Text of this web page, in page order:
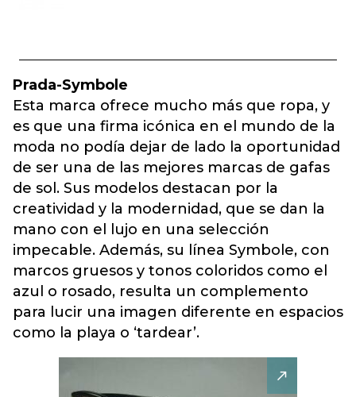
Prada-Symbole
Esta marca ofrece mucho más que ropa, y
es que una firma icónica en el mundo de la
moda no podía dejar de lado la oportunidad
de ser una de las mejores marcas de gafas
de sol. Sus modelos destacan por la
creatividad y la modernidad, que se dan la
mano con el lujo en una selección
impecable. Además, su línea Symbole, con
marcos gruesos y tonos coloridos como el
azul o rosado, resulta un complemento
para lucir una imagen diferente en espacios
como la playa o ‘tardear’.